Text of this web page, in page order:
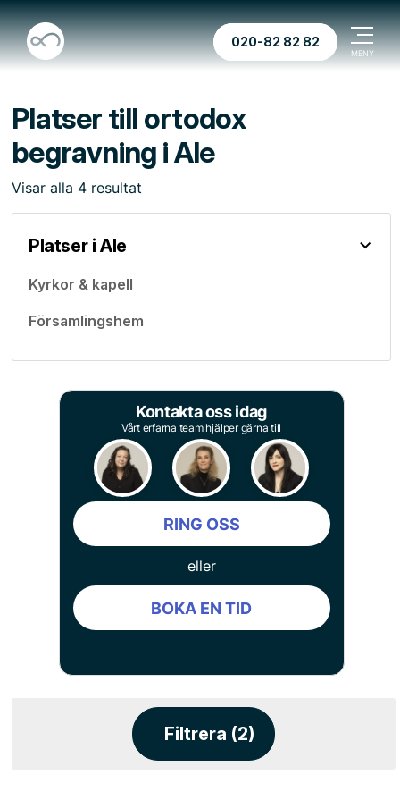
020-82 82 82
Platser till ortodox
begravning i Ale
Visar alla 4 resultat
Platser i Ale
Kyrkor & kapell
Församlingshem
Kontakta oss idag
Vårt erfarna team hjälper gärna till
RING OSS
eller
BOKA EN TID
Filtrera (2)